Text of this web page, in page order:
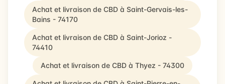
Achat et livraison de CBD à Saint-Gervais-les-
Bains - 74170
Achat et livraison de CBD à Saint-Jorioz -
74410
Achat et livraison de CBD à Thyez - 74300